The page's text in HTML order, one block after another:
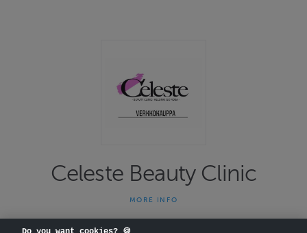
Celeste Beauty Clinic
asiantuntijaliike. Tavoitteena hoidoissa on ihon, kehon ja mielen
MORE INFO